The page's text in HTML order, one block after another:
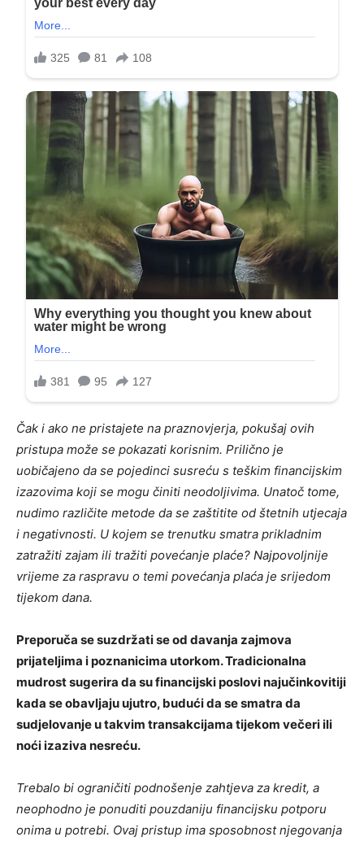
Čak i ako ne pristajete na praznovjerja, pokušaj ovih
pristupa može se pokazati korisnim. Prilično je
uobičajeno da se pojedinci susreću s teškim financijskim
izazovima koji se mogu činiti neodoljivima. Unatoč tome,
nudimo različite metode da se zaštitite od štetnih utjecaja
i negativnosti. U kojem se trenutku smatra prikladnim
zatražiti zajam ili tražiti povećanje plaće? Najpovoljnije
vrijeme za raspravu o temi povećanja plaća je srijedom
tijekom dana.
Preporuča se suzdržati se od davanja zajmova
prijateljima i poznanicima utorkom. Tradicionalna
mudrost sugerira da su financijski poslovi najučinkovitiji
kada se obavljaju ujutro, budući da se smatra da
sudjelovanje u takvim transakcijama tijekom večeri ili
noći izaziva nesreću.
Trebalo bi ograničiti podnošenje zahtjeva za kredit, a
neophodno je ponuditi pouzdaniju financijsku potporu
onima u potrebi. Ovaj pristup ima sposobnost njegovanja